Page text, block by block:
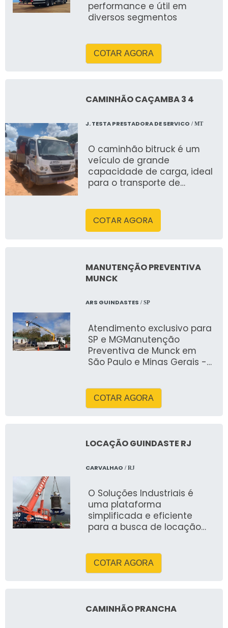
performance e útil em
diversos segmentos
COTAR AGORA
CAMINHÃO CAÇAMBA 3 4
J. TESTA PRESTADORA DE SERVICO / MT
O caminhão bitruck é um
veículo de grande
capacidade de carga, ideal
para o transporte de
cimento e agregados. Com
sua configuração de eixos
garantindo maior
segurança e eficiência nas
estradas. Suas vantagens
capacidade de carga e
COTAR AGORA
MANUTENÇÃO PREVENTIVA
MUNCK
ARS GUINDASTES / SP
Atendimento exclusivo para
SP e MGManutenção
Preventiva de Munck em
São Paulo e Minas Gerais -
COTAR AGORA
LOCAÇÃO GUINDASTE RJ
CARVALHAO / RJ
O Soluções Industriais é
uma plataforma
simplificada e eficiente
para a busca de locação
COTAR AGORA
CAMINHÃO PRANCHA